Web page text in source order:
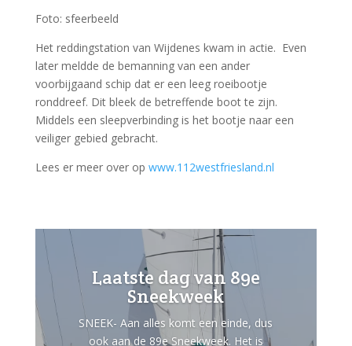
Foto: sfeerbeeld
Het reddingstation van Wijdenes kwam in actie. Even
later meldde de bemanning van een ander
voorbijgaand schip dat er een leeg roeibootje
ronddreef. Dit bleek de betreffende boot te zijn.
Middels een sleepverbinding is het bootje naar een
veiliger gebied gebracht.
Lees er meer over op www.112westfriesland.nl
Laatste dag van 89e
Sneekweek
SNEEK- Aan alles komt een einde, dus
ook aan de 89e Sneekweek. Het is